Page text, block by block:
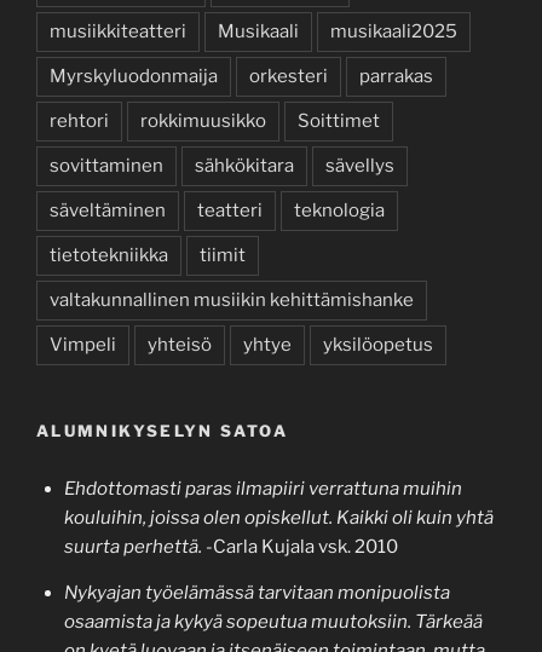
musiikkiteatteri Musikaali musikaali2025
Myrskyluodonmaija orkesteri parrakas
rehtori rokkimuusikko Soittimet
sovittaminen sähkökitara sävellys
säveltäminen teatteri teknologia
tietotekniikka tiimit
valtakunnallinen musiikin kehittämishanke
Vimpeli yhteisö yhtye yksilöopetus
ALUMNIKYSELYN SATOA
Ehdottomasti paras ilmapiiri verrattuna muihin
kouluihin, joissa olen opiskellut. Kaikki oli kuin yhtä
suurta perhettä. -Carla Kujala vsk. 2010
Nykyajan työelämässä tarvitaan monipuolista
osaamista ja kykyä sopeutua muutoksiin. Tärkeää